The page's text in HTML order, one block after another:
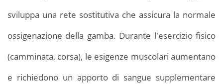
sviluppa una rete sostitutiva che assicura la normale
ossigenazione della gamba. Durante l'esercizio fisico
(camminata, corsa), le esigenze muscolari aumentano
e richiedono un apporto di sangue supplementare